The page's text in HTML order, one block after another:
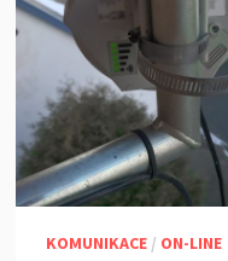
KOMUNIKACE / ON-LINE